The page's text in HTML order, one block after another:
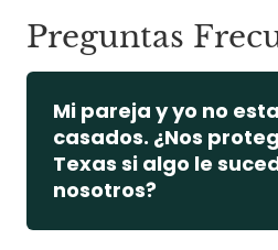
Preguntas
Mi pareja y yo no
casados. ¿Nos
Texas si algo le
nosotros?